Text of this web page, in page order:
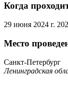
Когда
29 июня 2024 г.
Место
Санкт-Петербург
Ленинградская